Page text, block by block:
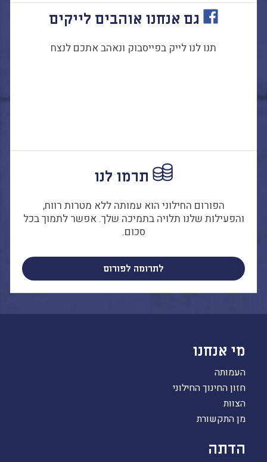
גם אנחנו אוהבים לייקים
תנו לנו לייק בפייסבוק ונאהב אתכם לנצח
תרמו לנו
הפורום החילוני הוא עמותה ללא מטרות רווח,
והפעילות שלנו תלויה בתמיכה שלך. אפשר לתמוך בכל
סכום.
לתרומה לפורום
מי אנחנו
העמותה
חזון החינוך החילוני
הצוות
מן התקשורת
הדתה